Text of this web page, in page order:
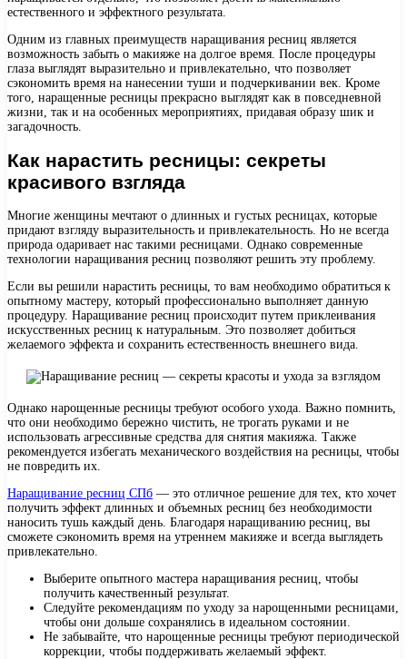
естественного и эффектного результата.
Одним из главных преимуществ наращивания ресниц является
возможность забыть о макияже на долгое время. После процедуры
глаза выглядят выразительно и привлекательно, что позволяет
сэкономить время на нанесении туши и подчеркивании век. Кроме
того, наращенные ресницы прекрасно выглядят как в повседневной
жизни, так и на особенных мероприятиях, придавая образу шик и
загадочность.
Как нарастить ресницы: секреты
красивого взгляда
Многие женщины мечтают о длинных и густых ресницах, которые
придают взгляду выразительность и привлекательность. Но не всегда
природа одаривает нас такими ресницами. Однако современные
технологии наращивания ресниц позволяют решить эту проблему.
Если вы решили нарастить ресницы, то вам необходимо обратиться к
опытному мастеру, который профессионально выполняет данную
процедуру. Наращивание ресниц происходит путем приклеивания
искусственных ресниц к натуральным. Это позволяет добиться
желаемого эффекта и сохранить естественность внешнего вида.
Однако нарощенные ресницы требуют особого ухода. Важно помнить,
что они необходимо бережно чистить, не трогать руками и не
использовать агрессивные средства для снятия макияжа. Также
рекомендуется избегать механического воздействия на ресницы, чтобы
не повредить их.
Наращивание ресниц СПб — это отличное решение для тех, кто хочет
получить эффект длинных и объемных ресниц без необходимости
наносить тушь каждый день. Благодаря наращиванию ресниц, вы
сможете сэкономить время на утреннем макияже и всегда выглядеть
привлекательно.
Выберите опытного мастера наращивания ресниц, чтобы
получить качественный результат.
Следуйте рекомендациям по уходу за нарощенными ресницами,
чтобы они дольше сохранялись в идеальном состоянии.
Не забывайте, что нарощенные ресницы требуют периодической
коррекции, чтобы поддерживать желаемый эффект.